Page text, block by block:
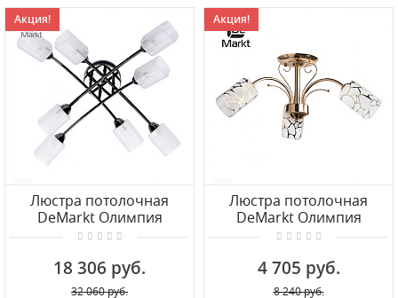
Акция!
Люстра потолочная
DeMarkt Олимпия
638011908
18 306 руб.
32 060 руб.
Акция!
Люстра потолочная
DeMarkt Олимпия
638010203
4 705 руб.
8 240 руб.